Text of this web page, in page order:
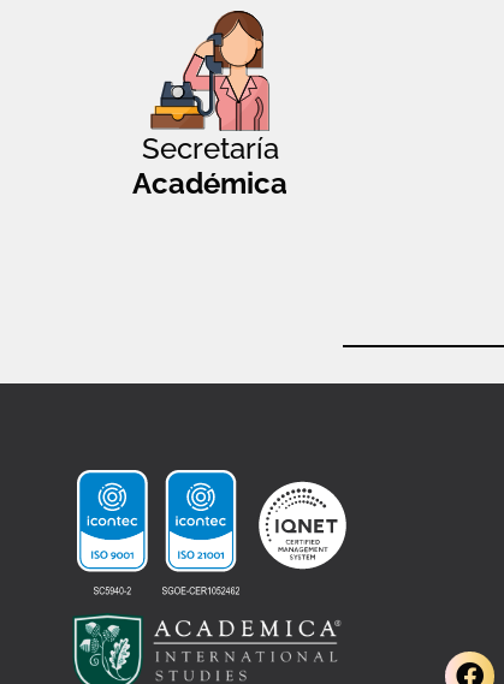
Secretaría
Académica